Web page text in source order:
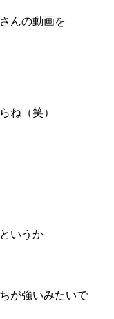
んの動画を
ね（笑）
いうか
が強いみたいで